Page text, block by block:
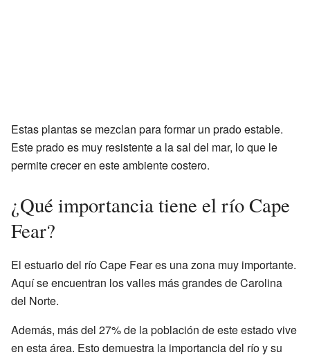
Estas plantas se mezclan para formar un prado estable.
Este prado es muy resistente a la sal del mar, lo que le
permite crecer en este ambiente costero.
¿Qué importancia tiene el río Cape
Fear?
El estuario del río Cape Fear es una zona muy importante.
Aquí se encuentran los valles más grandes de Carolina
del Norte.
Además, más del 27% de la población de este estado vive
en esta área. Esto demuestra la importancia del río y su